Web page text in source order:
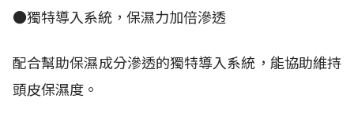
●獨特導入系統，保濕力加倍滲透
配合幫助保濕成分滲透的獨特導入系統，能協助維持
頭皮保濕度。